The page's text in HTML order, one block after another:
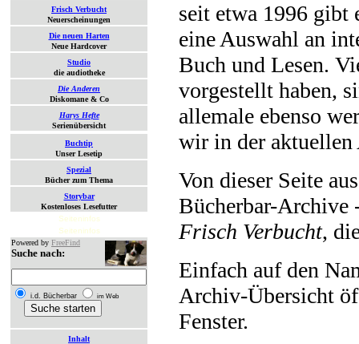
Frisch Verbucht
Neuerscheinungen
Die neuen Harten
Neue Hardcover
Studio
die audiotheke
Die Anderen
Diskomane & Co
Harys Hefte
Serienübersicht
Buchtip
Unser Lesetip
Spezial
Bücher zum Thema
Storybar
Kostenloses Lesefutter
Seiteninfos
Seiteninfos
Powered by FreeFind
Suche nach:
i.d. Bücherbar im Web
Inhalt
seit etwa 1996 gibt
eine Auswahl an
Buch und Lesen.
vorgestellt haben,
allemale ebenso
wir in der aktuellen
Von dieser Seite
Bücherbar-Archive
Frisch Verbucht,
Einfach auf den
Archiv-Übersicht
Fenster.